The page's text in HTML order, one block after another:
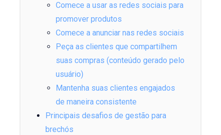
Comece a usar as redes sociais para
promover produtos
Comece a anunciar nas redes sociais
Peça as clientes que compartilhem
suas compras (conteúdo gerado pelo
usuário)
Mantenha suas clientes engajados
de maneira consistente
Principais desafios de gestão para
brechós